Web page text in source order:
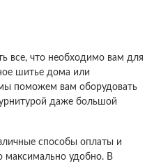
все, что необходимо вам для
шитье дома или
поможем вам оборудовать
даже большой
способы оплаты и
максимально удобно. В